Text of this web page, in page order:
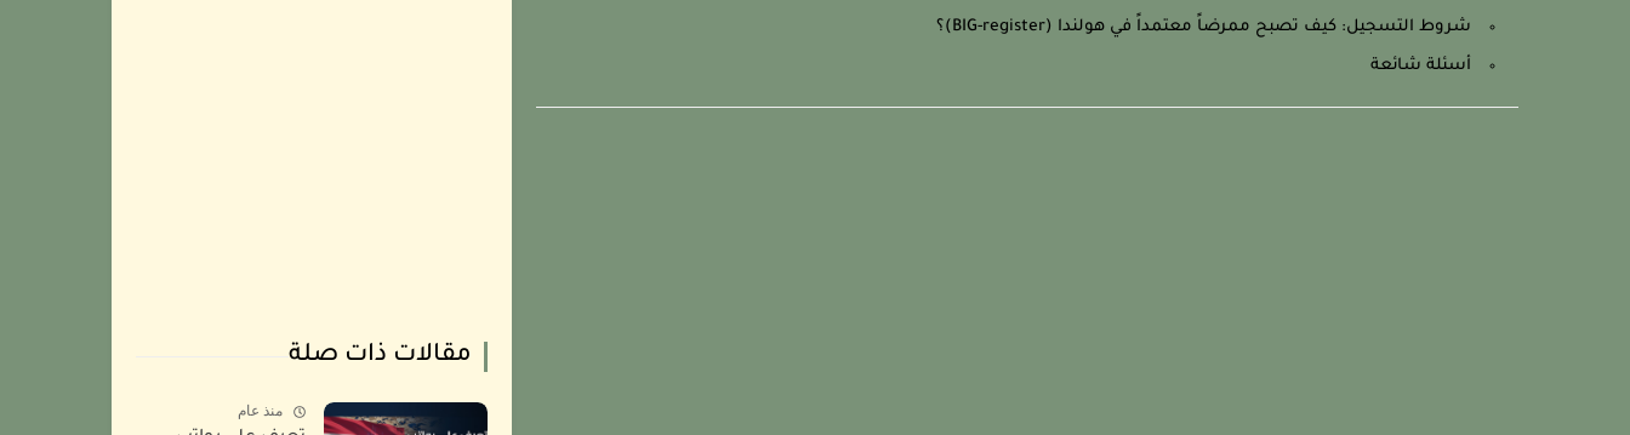
شروط التسجيل: كيف تصبح ممرضاً معتمداً في هولندا (BIG-register)؟
أسئلة شائعة
مقالات ذات صلة
منذ عام